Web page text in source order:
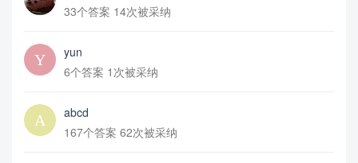
33个答案 14次被采纳
yun
6个答案 1次被采纳
abcd
167个答案 62次被采纳